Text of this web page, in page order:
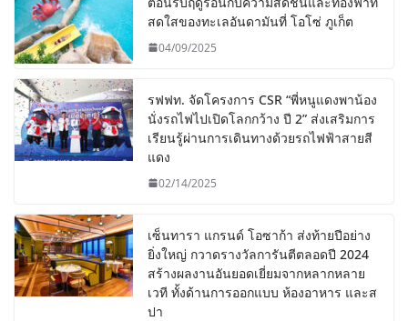
สดใสของทะเลอันดามันที่ โอโซ่ ภูเก็ต
04/09/2025
รฟฟท. จัดโครงการ CSR “พี่หนูแดงพาน้อง
นั่งรถไฟไปเปิดโลกกว้าง ปี 2” ส่งเสริมการ
เรียนรู้ผ่านการเดินทางด้วยรถไฟฟ้าสายสี
แดง
02/14/2025
เซ็นทารา แกรนด์ โอซาก้า ส่งท้ายปีอย่าง
ยิ่งใหญ่ กวาดรางวัลการันตีตลอดปี 2024
สร้างผลงานอันยอดเยี่ยมจากหลากหลาย
เวที ทั้งด้านการออกแบบ ห้องอาหาร และส
ปา